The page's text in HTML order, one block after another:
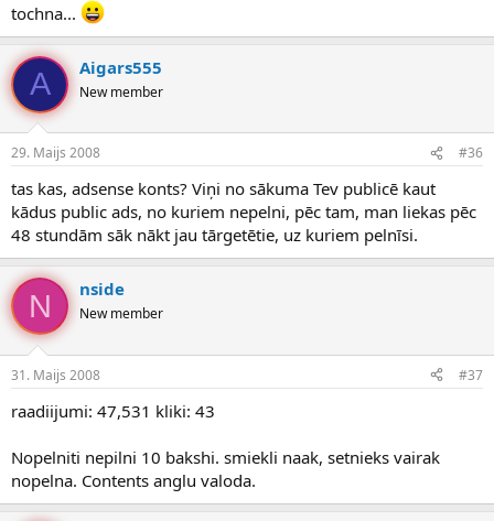
tochna...
A Aigars555
New member
29. Maijs 2008 #36
tas kas, adsense konts? Viņi no sākuma Tev publicē kaut
kādus public ads, no kuriem nepelni, pēc tam, man liekas pēc
48 stundām sāk nākt jau tārgetētie, uz kuriem pelnīsi.
N nside
New member
31. Maijs 2008 #37
raadiijumi: 47,531 kliki: 43
Nopelniti nepilni 10 bakshi. smiekli naak, setnieks vairak
nopelna. Contents anglu valoda.